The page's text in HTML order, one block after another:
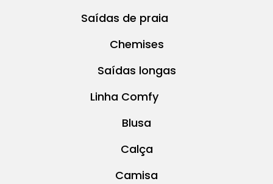
Saídas de praia
Chemises
Saídas longas
Linha Comfy
Blusa
Calça
Camisa